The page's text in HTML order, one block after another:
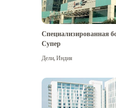
Специализированная
Супер
Дели,Индия